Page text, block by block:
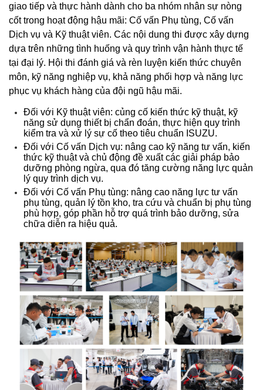
giao tiếp và thực hành dành cho ba nhóm nhân sự nòng
cốt trong hoạt động hậu mãi: Cố vấn Phụ tùng, Cố vấn
Dịch vụ và Kỹ thuật viên. Các nội dung thi được xây dựng
dựa trên những tình huống và quy trình vận hành thực tế
tại đại lý. Hội thi đánh giá và rèn luyện kiến thức chuyên
môn, kỹ năng nghiệp vụ, khả năng phối hợp và năng lực
phục vụ khách hàng của đội ngũ hậu mãi.
Đối với Kỹ thuật viên: củng cố kiến thức kỹ thuật, kỹ
năng sử dụng thiết bị chẩn đoán, thực hiện quy trình
kiểm tra và xử lý sự cố theo tiêu chuẩn ISUZU.
Đối với Cố vấn Dịch vụ: nâng cao kỹ năng tư vấn, kiến
thức kỹ thuật và chủ động đề xuất các giải pháp bảo
dưỡng phòng ngừa, qua đó tăng cường năng lực quản
lý quy trình dịch vụ.
Đối với Cố vấn Phụ tùng: nâng cao năng lực tư vấn
phụ tùng, quản lý tồn kho, tra cứu và chuẩn bị phụ tùng
phù hợp, góp phần hỗ trợ quá trình bảo dưỡng, sửa
chữa diễn ra hiệu quả.